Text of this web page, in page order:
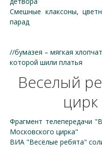
Смешные клаксоны,
парад
//бумазея – мягкая
которой шили платья
Веселый
Фрагмент телепередачи
Московского цирка"
ВИА "Весёлые ребята"